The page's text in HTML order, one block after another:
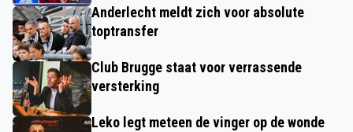
Anderlecht meldt zich voor absolute
toptransfer
Club Brugge staat voor verrassende
versterking
Leko legt meteen de vinger op de wonde